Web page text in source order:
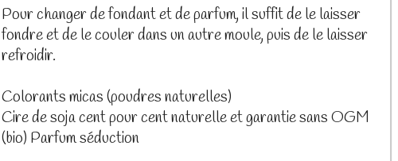
Pour changer de fondant et de parfum, il suffit de le laisser
fondre et de le couler dans un autre moule, puis de le laisser
refroidir.
Colorants micas (poudres naturelles)
Cire de soja cent pour cent naturelle et garantie sans OGM
(bio) Parfum séduction